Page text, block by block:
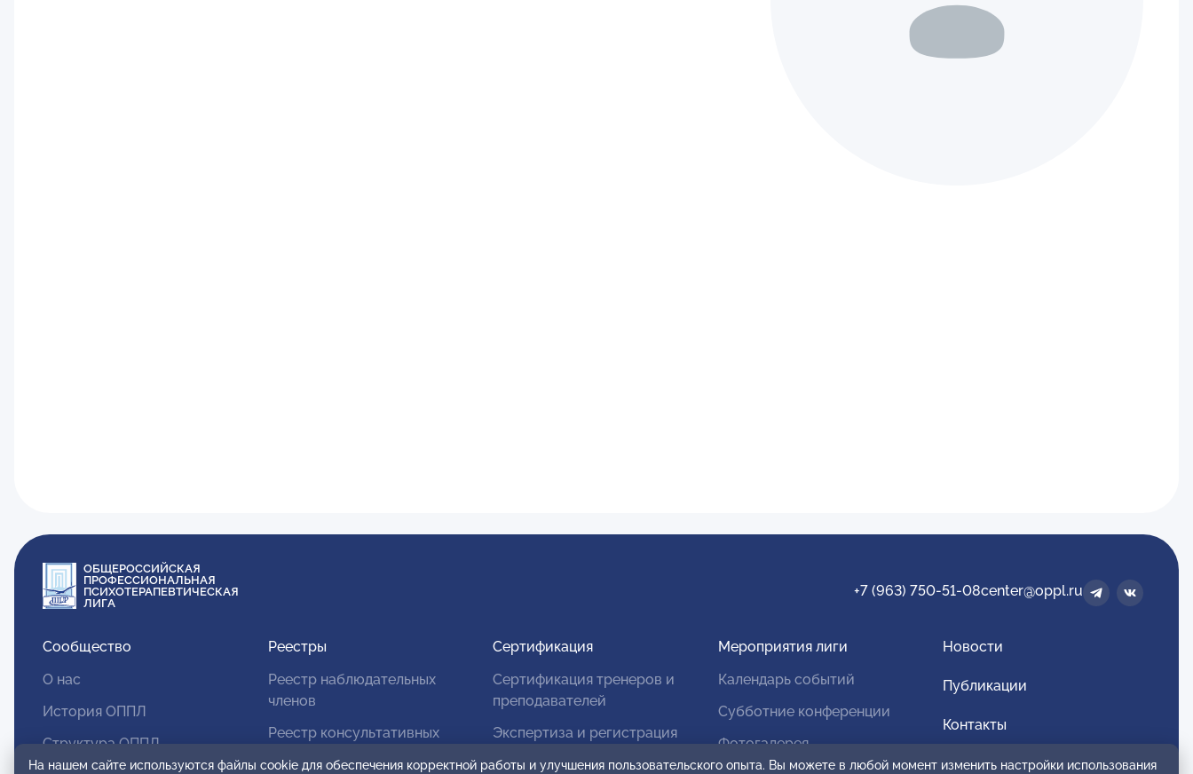
ОБЩЕРОССИЙСКАЯ
ПРОФЕССИОНАЛЬНАЯ
ПСИХОТЕРАПЕВТИЧЕСКАЯ
ЛИГА
+7 (963) 750-51-08center@oppl.ru
Сообщество
О нас
История ОППЛ
Структура ОППЛ
Реестры
Реестр наблюдательных
членов
Реестр консультативных
Сертификация
Сертификация тренеров и
преподавателей
Экспертиза и регистрация
Мероприятия лиги
Календарь событий
Субботние конференции
Фотогалерея
Новости
Публикации
Контакты
Для спонсоров и партнеров
На нашем сайте используются файлы cookie для обеспечения корректной работы и улучшения пользовательского опыта. Вы можете в любой момент изменить настройки использования